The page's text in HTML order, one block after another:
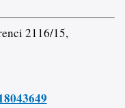
2116/15,